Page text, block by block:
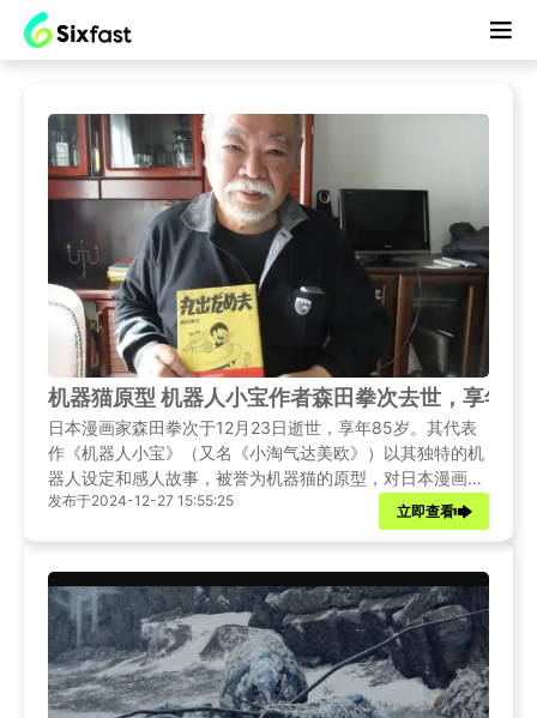
机器猫原型 机器人小宝作者森田拳次去世，享年
日本漫画家森田拳次于12月23日逝世，享年85岁。其代表
作《机器人小宝》（又名《小淘气达美欧》）以其独特的机
器人设定和感人故事，被誉为机器猫的原型，对日本漫画界
产生了深远影响。
发布于2024-12-27 15:55:25
立即查看